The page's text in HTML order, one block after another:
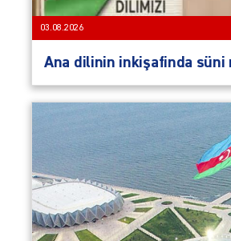
03.08.2026
Ana dilinin inkişafinda süni